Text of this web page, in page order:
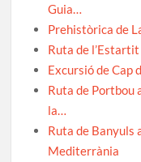
Guia…
Prehistòrica de
Ruta de
Excursió de Cap
Ruta de Portbou
la…
Ruta de Banyuls
Mediterrània